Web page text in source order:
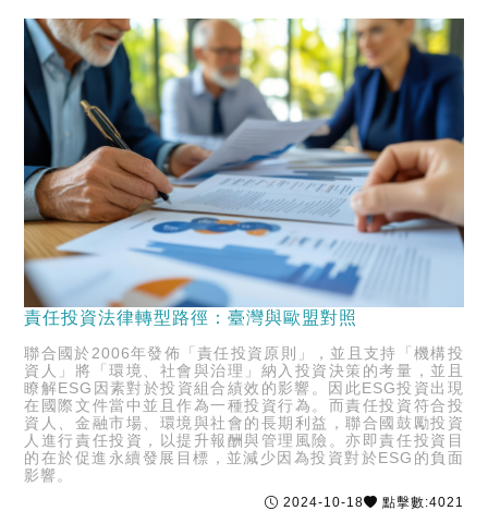
責任投資法律轉型路徑：臺灣與歐盟對照
聯合國於2006年發佈「責任投資原則」，並且支持「機構投
資人」將「環境、社會與治理」納入投資決策的考量，並且
瞭解ESG因素對於投資組合績效的影響。因此ESG投資出現
在國際文件當中並且作為一種投資行為。而責任投資符合投
資人、金融市場、環境與社會的長期利益，聯合國鼓勵投資
人進行責任投資，以提升報酬與管理風險。亦即責任投資目
的在於促進永續發展目標，並減少因為投資對於ESG的負面
影響。
2024-10-18 點擊數:4021